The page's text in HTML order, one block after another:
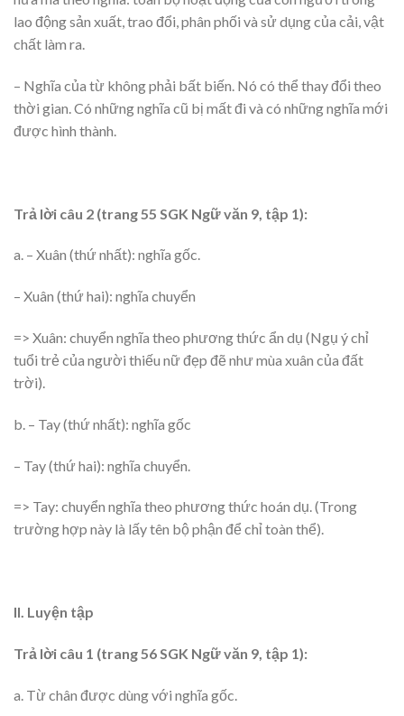
lao động sản xuất, trao đổi, phân phối và sử dụng của cải, vật
chất làm ra.
– Nghĩa của từ không phải bất biến. Nó có thể thay đổi theo
thời gian. Có những nghĩa cũ bị mất đi và có những nghĩa mới
được hình thành.
Trả lời câu 2 (trang 55 SGK Ngữ văn 9, tập 1):
a. – Xuân (thứ nhất): nghĩa gốc.
– Xuân (thứ hai): nghĩa chuyển
=> Xuân: chuyển nghĩa theo phương thức ẩn dụ (Ngụ ý chỉ
tuổi trẻ của người thiếu nữ đẹp đẽ như mùa xuân của đất
trời).
b. – Tay (thứ nhất): nghĩa gốc
– Tay (thứ hai): nghĩa chuyển.
=> Tay: chuyển nghĩa theo phương thức hoán dụ. (Trong
trường hợp này là lấy tên bộ phận để chỉ toàn thể).
II. Luyện tập
Trả lời câu 1 (trang 56 SGK Ngữ văn 9, tập 1):
a. Từ chân được dùng với nghĩa gốc.